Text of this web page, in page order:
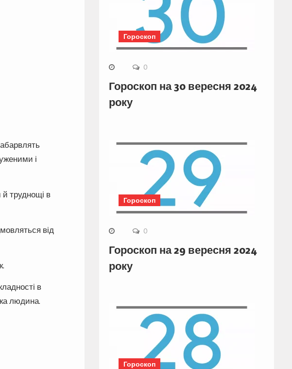
і
труднощі в
від
в
людина.
Гороскоп
0
Гороскоп на 30 вересня 2024
року
Гороскоп
0
Гороскоп на 29 вересня 2024
року
Гороскоп